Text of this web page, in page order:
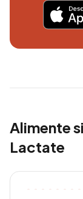
Alimente
Lactate